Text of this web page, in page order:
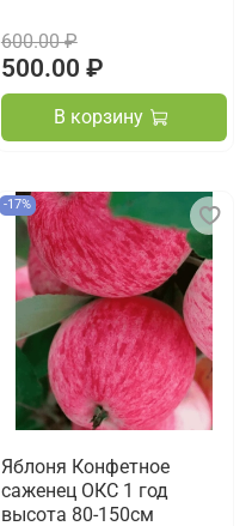
600.00 ₽
500.00 ₽
В корзину
-17%
Яблоня Конфетное
саженец ОКС 1 год
высота 80-150см